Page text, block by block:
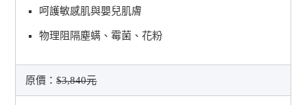
呵護敏感肌與嬰兒肌膚
物理阻隔塵螨、霉菌、花粉
原價：$3,840元